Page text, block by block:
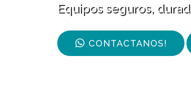
Equipos seguros,
CONTACTANOS!